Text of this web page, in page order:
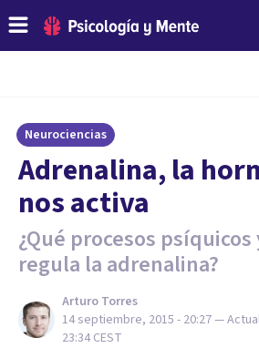
Neurociencias
Adrenalina, la
nos activa
¿Qué procesos
regula la adrenalina?
Arturo Torres
14 septiembre, 2015 - 20:27—
23:34 CEST